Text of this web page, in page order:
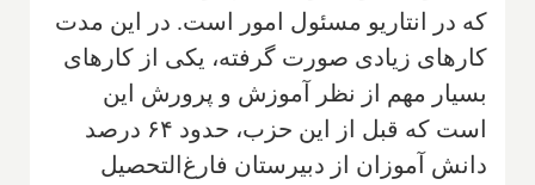
که در انتاریو مسئول امور است. در این مدت
کارهای زیادی صورت گرفته، یکی از کارهای
بسیار مهم از نظر آموزش و پرورش این
است که قبل از این حزب، حدود ۶۴ درصد
دانش آموزان از دبیرستان فارغ‌التحصیل